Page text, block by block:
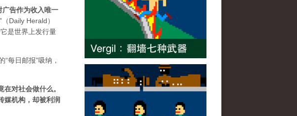
广告作为收入唯一
Daily Herald）
是世界上发行量
每日邮报”吸纳，
对社会做什么。
媒机构，却被利润